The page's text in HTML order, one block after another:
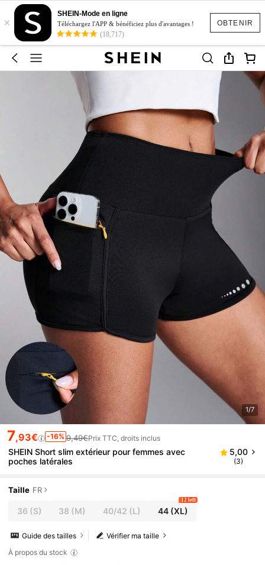
OBTENIR
×
SHEIN-Mode en ligne
Téléchargez l'APP & bénéficiez plus d'avantages !
(18,717)
1/7
7,93€ -16% 9,49€Prix TTC, droits inclus
SHEIN Short slim extérieur pour femmes avec
poches latérales
5,00
(3)
Taille FR
36 (S) 38 (M) 40/42 (L) 44(XL)
12 left
Vérifier ma taille
Guide des tailles
À propos du stock